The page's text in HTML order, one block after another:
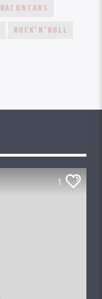
RACONTARS
ROCK'N'ROLL
1